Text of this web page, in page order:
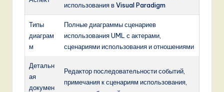
использования в Visual Paradigm
Типы
диаграм
м
Полные диаграммы сценариев
использования UML с актерами,
сценариями использования и отношениями
Детальн
ая
докумен
Редактор последовательности событий,
примечания к сценариям использования,